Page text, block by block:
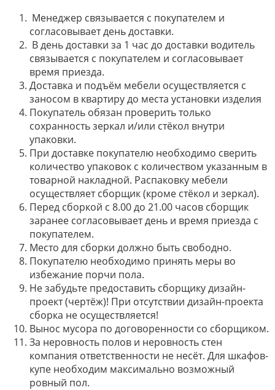
Менеджер связывается с покупателем и
согласовывает день доставки.
В день доставки за 1 час до доставки водитель
связывается с покупателем и согласовывает
время приезда.
Доставка и подъём мебели осуществляется с
заносом в квартиру до места установки изделия
Покупатель обязан проверить только
сохранность зеркал и/или стёкол внутри
упаковки.
При доставке покупателю необходимо сверить
количество упаковок с количеством указанным в
товарной накладной. Распаковку мебели
осуществляет сборщик (кроме стёкол и зеркал).
Перед сборкой с 8.00 до 21.00 часов сборщик
заранее согласовывает день и время приезда с
покупателем.
Место для сборки должно быть свободно.
Покупателю необходимо принять меры во
избежание порчи пола.
Не забудьте предоставить сборщику дизайн-
проект (чертёж)! При отсутствии дизайн-проекта
сборка не осуществляется!
Вынос мусора по договоренности со сборщиком.
За неровность полов и неровность стен
компания ответственности не несёт. Для шкафов-
купе необходим максимально возможный
ровный пол.